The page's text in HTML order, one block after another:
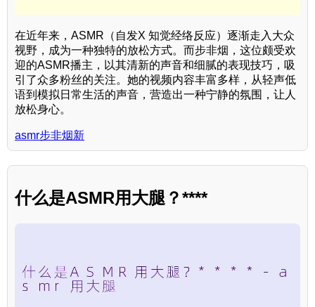
在近年来，ASMR（自发X 知觉经络反应）逐渐走入大众
视野，成为一种独特的放松方式。而步非烟，这位颇受欢
迎的ASMR播主，以其清新的声音和细腻的表现技巧，吸
引了众多粉丝的关注。她的视频内容丰富多样，从轻声低
语到模拟日常生活的声音，营造出一种宁静的氛围，让人
放松身心。
asmr步非烟新
什么是ASMR用大腿？****